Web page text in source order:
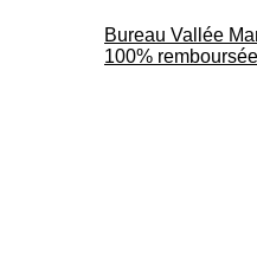
Bureau Vallée
100%